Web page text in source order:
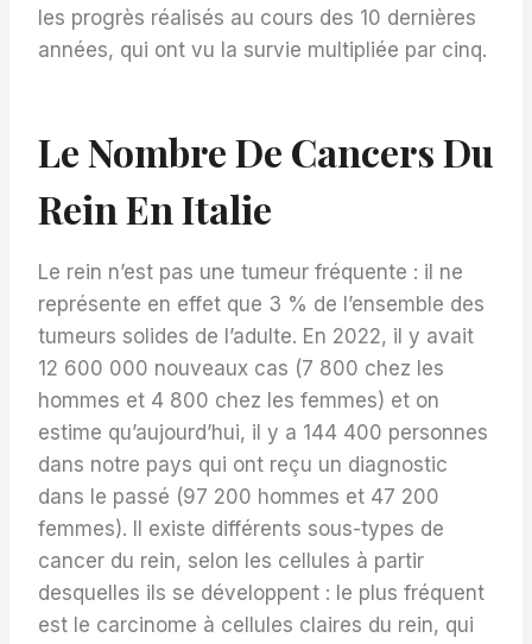
les progrès réalisés au cours des 10 dernières
années, qui ont vu la survie multipliée par cinq.
Le Nombre De Cancers Du
Rein En Italie
Le rein n’est pas une tumeur fréquente : il ne
représente en effet que 3 % de l’ensemble des
tumeurs solides de l’adulte. En 2022, il y avait
12 600 000 nouveaux cas (7 800 chez les
hommes et 4 800 chez les femmes) et on
estime qu’aujourd’hui, il y a 144 400 personnes
dans notre pays qui ont reçu un diagnostic
dans le passé (97 200 hommes et 47 200
femmes). Il existe différents sous-types de
cancer du rein, selon les cellules à partir
desquelles ils se développent : le plus fréquent
est le carcinome à cellules claires du rein, qui